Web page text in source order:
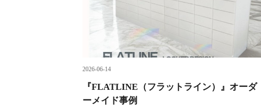
2026-06-14
『FLATLINE（フラットライン）』オーダ
ーメイド事例